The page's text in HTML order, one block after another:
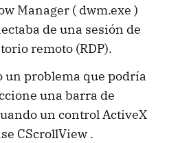
Manager ( dwm.exe )
de una sesión de
remoto (RDP).
un problema que podría
una barra de
un control ActiveX
CScrollView .